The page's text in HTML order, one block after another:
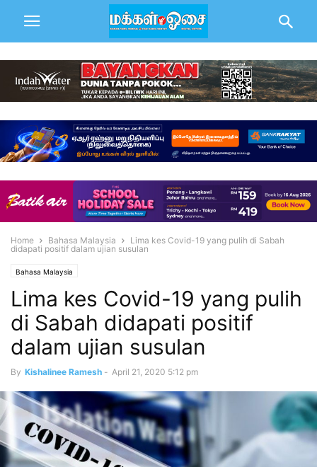
Home Bahasa Malaysia
Lima kes Covid-19 yang pulih di Sabah
didapati positif dalam ujian susulan
Bahasa Malaysia
Lima kes Covid-19 yang pulih
di Sabah didapati positif
dalam ujian susulan
By Kishalinee Ramesh - April 21, 2020 5:12 pm